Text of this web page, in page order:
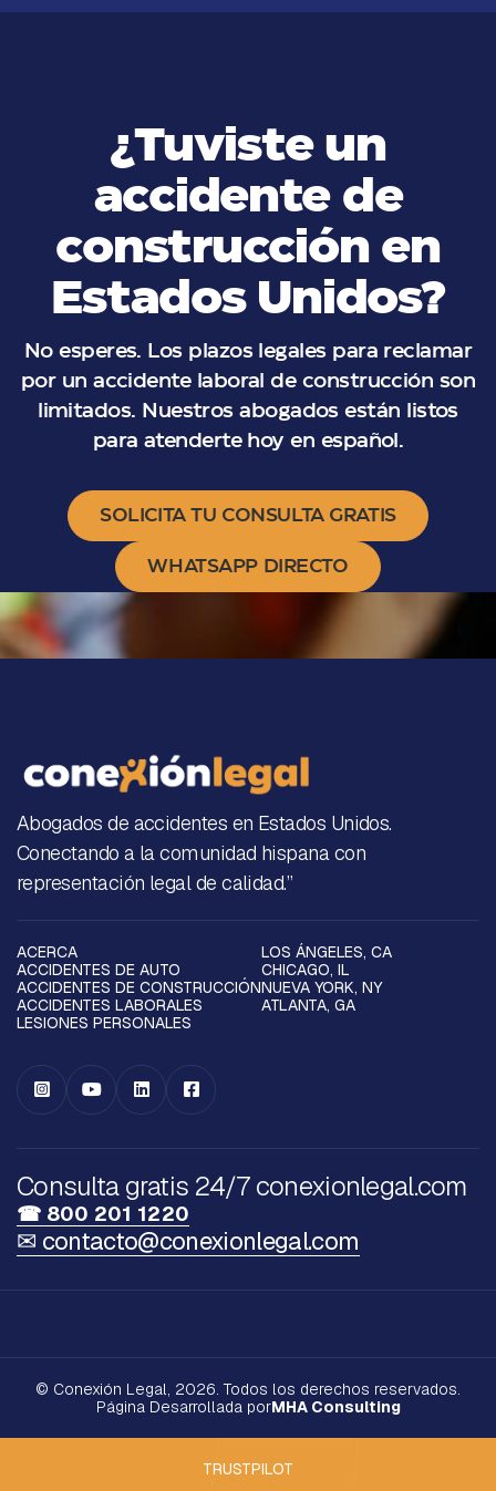
¿Tuviste un
accidente de
construcción en
Estados Unidos?
No esperes. Los plazos legales para reclamar
por un accidente laboral de construcción son
limitados. Nuestros abogados están listos
para atenderte hoy en español.
SOLICITA TU CONSULTA GRATIS
WHATSAPP DIRECTO
Abogados de accidentes en Estados Unidos.
Conectando a la comunidad hispana con
representación legal de calidad.”
ACERCA
ACCIDENTES DE AUTO
ACCIDENTES DE CONSTRUCCIÓN
ACCIDENTES LABORALES
LESIONES PERSONALES
LOS ÁNGELES, CA
CHICAGO, IL
NUEVA YORK, NY
ATLANTA, GA
   
Consulta gratis 24/7 conexionlegal.com
☎ 800 201 1220
✉ contacto@conexionlegal.com
© Conexión Legal, 2026. Todos los derechos reservados.
Página Desarrollada porMHA Consulting
TRUSTPILOT